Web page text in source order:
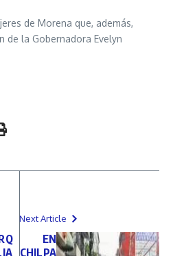
de Morena que, además,
de la Gobernadora Evelyn
Next Article
EN
CHILPA